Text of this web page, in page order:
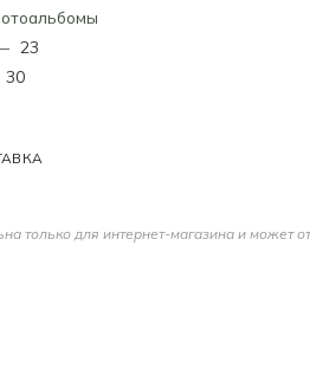
23
30
только для интернет-магазина и может